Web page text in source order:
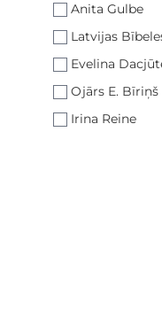
Anita Gulbe
Latvijas
Evelina
Ojārs E. Bīriņš
Irina Reine